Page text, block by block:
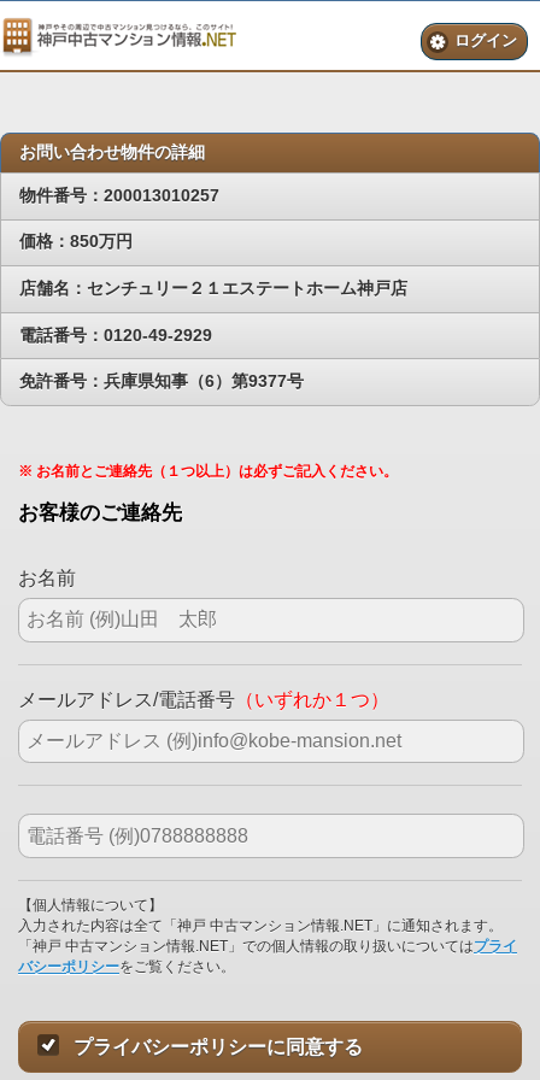
ログイン
お問い合わせ物件の詳細
物件番号：200013010257
価格：850万円
店舗名：センチュリー２１エステートホーム神戸店
電話番号：0120-49-2929
免許番号：兵庫県知事（6）第9377号
※ お名前とご連絡先（１つ以上）は必ずご記入ください。
お客様のご連絡先
お名前
メールアドレス/電話番号 （いずれか１つ）
【個人情報について】
入力された内容は全て「神戸 中古マンション情報.NET」に通知されます。
「神戸 中古マンション情報.NET」での個人情報の取り扱いについてはプライ
バシーポリシーをご覧ください。
プライバシーポリシーに同意する